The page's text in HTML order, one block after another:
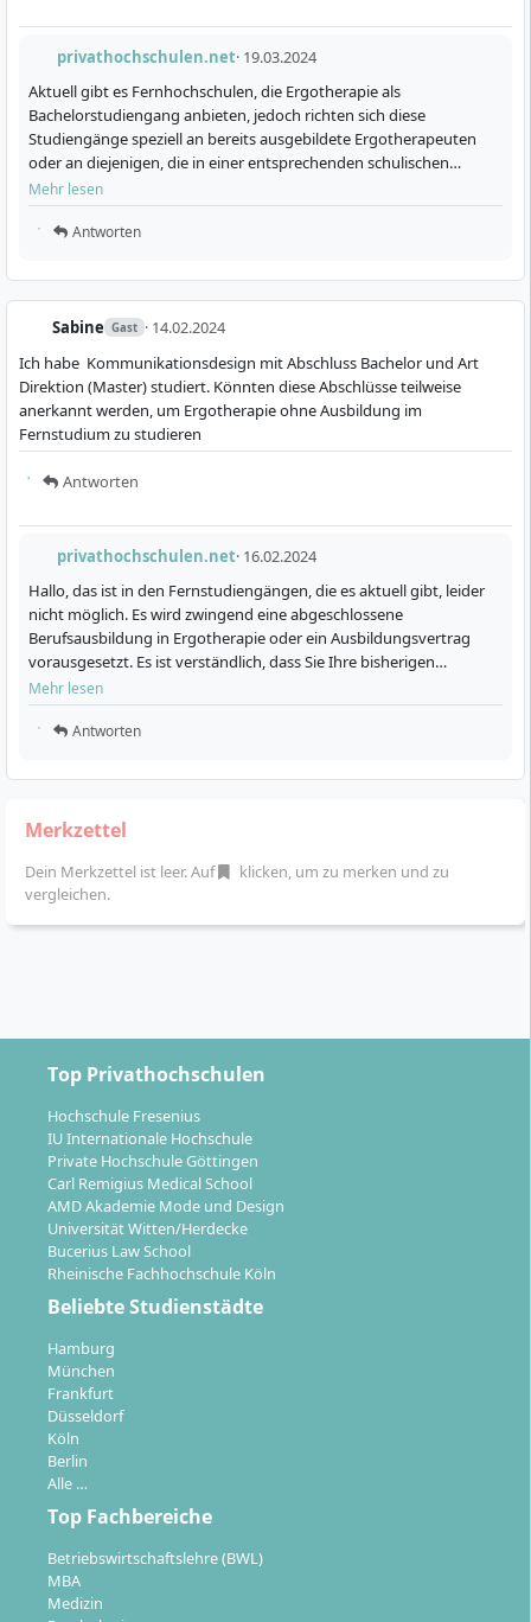
privathochschulen.net· 19.03.2024
Aktuell gibt es Fernhochschulen, die Ergotherapie als
Bachelorstudiengang anbieten, jedoch richten sich diese
Studiengänge speziell an bereits ausgebildete Ergotherapeuten
oder an diejenigen, die in einer entsprechenden schulischen
Ausbildung eingeschrieben sind. Diese Studiengänge sind
konzipiert, …
Mehr lesen
Antworten
Sabine Gast · 14.02.2024
Ich habe Kommunikationsdesign mit Abschluss Bachelor und Art
Direktion (Master) studiert. Könnten diese Abschlüsse teilweise
anerkannt werden, um Ergotherapie ohne Ausbildung im
Fernstudium zu studieren
Antworten
privathochschulen.net· 16.02.2024
Hallo, das ist in den Fernstudiengängen, die es aktuell gibt, leider
nicht möglich. Es wird zwingend eine abgeschlossene
Berufsausbildung in Ergotherapie oder ein Ausbildungsvertrag
vorausgesetzt. Es ist verständlich, dass Sie Ihre bisherigen
akademischen Leistungen und Abschlüsse nutzen möchten, …
Mehr lesen
Antworten
Merkzettel
Dein Merkzettel ist leer. Auf
klicken, um zu merken und zu
vergleichen.
Top Privathochschulen
Hochschule Fresenius
IU Internationale Hochschule
Private Hochschule Göttingen
Carl Remigius Medical School
AMD Akademie Mode und Design
Universität Witten/Herdecke
Bucerius Law School
Rheinische Fachhochschule Köln
Beliebte Studienstädte
Hamburg
München
Frankfurt
Düsseldorf
Köln
Berlin
Alle …
Top Fachbereiche
Betriebswirtschaftslehre (BWL)
MBA
Medizin